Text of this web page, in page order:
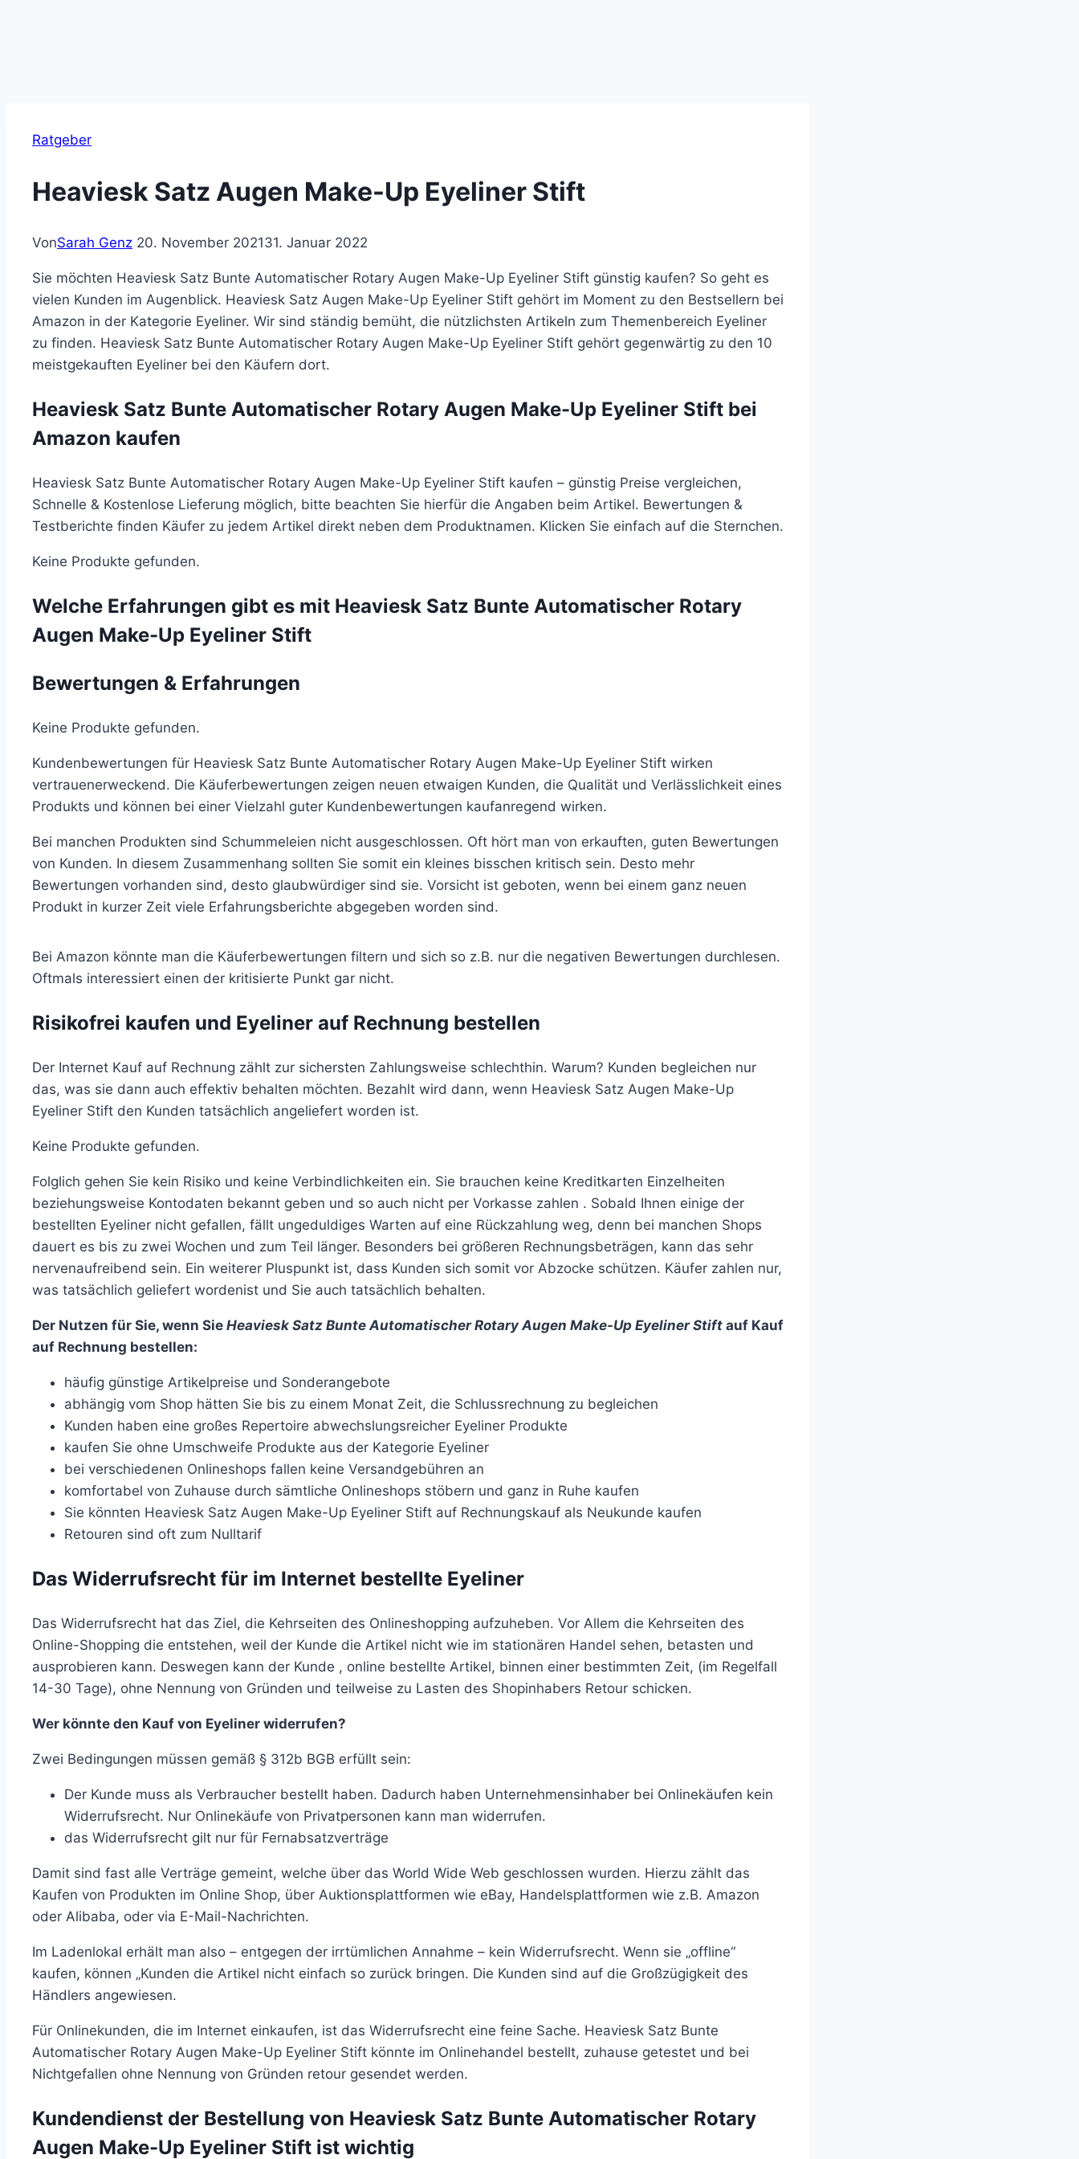
Ratgeber
Heaviesk Satz Augen Make-Up Eyeliner Stift
VonSarah Genz 20. November 202131. Januar 2022
Sie möchten Heaviesk Satz Bunte Automatischer Rotary Augen Make-Up Eyeliner Stift günstig kaufen? So geht es
vielen Kunden im Augenblick. Heaviesk Satz Augen Make-Up Eyeliner Stift gehört im Moment zu den Bestsellern bei
Amazon in der Kategorie Eyeliner. Wir sind ständig bemüht, die nützlichsten Artikeln zum Themenbereich Eyeliner
zu finden. Heaviesk Satz Bunte Automatischer Rotary Augen Make-Up Eyeliner Stift gehört gegenwärtig zu den 10
meistgekauften Eyeliner bei den Käufern dort.
Heaviesk Satz Bunte Automatischer Rotary Augen Make-Up Eyeliner Stift bei
Amazon kaufen
Heaviesk Satz Bunte Automatischer Rotary Augen Make-Up Eyeliner Stift kaufen – günstig Preise vergleichen,
Schnelle & Kostenlose Lieferung möglich, bitte beachten Sie hierfür die Angaben beim Artikel. Bewertungen &
Testberichte finden Käufer zu jedem Artikel direkt neben dem Produktnamen. Klicken Sie einfach auf die Sternchen.
Keine Produkte gefunden.
Welche Erfahrungen gibt es mit Heaviesk Satz Bunte Automatischer Rotary
Augen Make-Up Eyeliner Stift
Bewertungen & Erfahrungen
Keine Produkte gefunden.
Kundenbewertungen für Heaviesk Satz Bunte Automatischer Rotary Augen Make-Up Eyeliner Stift wirken
vertrauenerweckend. Die Käuferbewertungen zeigen neuen etwaigen Kunden, die Qualität und Verlässlichkeit eines
Produkts und können bei einer Vielzahl guter Kundenbewertungen kaufanregend wirken.
Bei manchen Produkten sind Schummeleien nicht ausgeschlossen. Oft hört man von erkauften, guten Bewertungen
von Kunden. In diesem Zusammenhang sollten Sie somit ein kleines bisschen kritisch sein. Desto mehr
Bewertungen vorhanden sind, desto glaubwürdiger sind sie. Vorsicht ist geboten, wenn bei einem ganz neuen
Produkt in kurzer Zeit viele Erfahrungsberichte abgegeben worden sind.
Bei Amazon könnte man die Käuferbewertungen filtern und sich so z.B. nur die negativen Bewertungen durchlesen.
Oftmals interessiert einen der kritisierte Punkt gar nicht.
Risikofrei kaufen und Eyeliner auf Rechnung bestellen
Der Internet Kauf auf Rechnung zählt zur sichersten Zahlungsweise schlechthin. Warum? Kunden begleichen nur
das, was sie dann auch effektiv behalten möchten. Bezahlt wird dann, wenn Heaviesk Satz Augen Make-Up
Eyeliner Stift den Kunden tatsächlich angeliefert worden ist.
Keine Produkte gefunden.
Folglich gehen Sie kein Risiko und keine Verbindlichkeiten ein. Sie brauchen keine Kreditkarten Einzelheiten
beziehungsweise Kontodaten bekannt geben und so auch nicht per Vorkasse zahlen . Sobald Ihnen einige der
bestellten Eyeliner nicht gefallen, fällt ungeduldiges Warten auf eine Rückzahlung weg, denn bei manchen Shops
dauert es bis zu zwei Wochen und zum Teil länger. Besonders bei größeren Rechnungsbeträgen, kann das sehr
nervenaufreibend sein. Ein weiterer Pluspunkt ist, dass Kunden sich somit vor Abzocke schützen. Käufer zahlen nur,
was tatsächlich geliefert wordenist und Sie auch tatsächlich behalten.
Der Nutzen für Sie, wenn Sie Heaviesk Satz Bunte Automatischer Rotary Augen Make-Up Eyeliner Stift auf Kauf
auf Rechnung bestellen:
häufig günstige Artikelpreise und Sonderangebote
abhängig vom Shop hätten Sie bis zu einem Monat Zeit, die Schlussrechnung zu begleichen
Kunden haben eine großes Repertoire abwechslungsreicher Eyeliner Produkte
kaufen Sie ohne Umschweife Produkte aus der Kategorie Eyeliner
bei verschiedenen Onlineshops fallen keine Versandgebühren an
komfortabel von Zuhause durch sämtliche Onlineshops stöbern und ganz in Ruhe kaufen
Sie könnten Heaviesk Satz Augen Make-Up Eyeliner Stift auf Rechnungskauf als Neukunde kaufen
Retouren sind oft zum Nulltarif
Das Widerrufsrecht für im Internet bestellte Eyeliner
Das Widerrufsrecht hat das Ziel, die Kehrseiten des Onlineshopping aufzuheben. Vor Allem die Kehrseiten des
Online-Shopping die entstehen, weil der Kunde die Artikel nicht wie im stationären Handel sehen, betasten und
ausprobieren kann. Deswegen kann der Kunde , online bestellte Artikel, binnen einer bestimmten Zeit, (im Regelfall
14-30 Tage), ohne Nennung von Gründen und teilweise zu Lasten des Shopinhabers Retour schicken.
Wer könnte den Kauf von Eyeliner widerrufen?
Zwei Bedingungen müssen gemäß § 312b BGB erfüllt sein:
Der Kunde muss als Verbraucher bestellt haben. Dadurch haben Unternehmensinhaber bei Onlinekäufen kein
Widerrufsrecht. Nur Onlinekäufe von Privatpersonen kann man widerrufen.
das Widerrufsrecht gilt nur für Fernabsatzverträge
Damit sind fast alle Verträge gemeint, welche über das World Wide Web geschlossen wurden. Hierzu zählt das
Kaufen von Produkten im Online Shop, über Auktionsplattformen wie eBay, Handelsplattformen wie z.B. Amazon
oder Alibaba, oder via E-Mail-Nachrichten.
Im Ladenlokal erhält man also – entgegen der irrtümlichen Annahme – kein Widerrufsrecht. Wenn sie „offline“
kaufen, können „Kunden die Artikel nicht einfach so zurück bringen. Die Kunden sind auf die Großzügigkeit des
Händlers angewiesen.
Für Onlinekunden, die im Internet einkaufen, ist das Widerrufsrecht eine feine Sache. Heaviesk Satz Bunte
Automatischer Rotary Augen Make-Up Eyeliner Stift könnte im Onlinehandel bestellt, zuhause getestet und bei
Nichtgefallen ohne Nennung von Gründen retour gesendet werden.
Kundendienst der Bestellung von Heaviesk Satz Bunte Automatischer Rotary
Augen Make-Up Eyeliner Stift ist wichtig